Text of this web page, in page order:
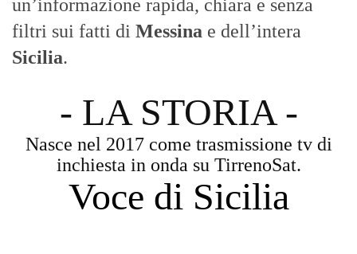
un’informazione rapida, chiara e senza
filtri sui fatti di Messina e dell’intera
Sicilia.
- LA STORIA -
Nasce nel 2017 come trasmissione tv di
inchiesta in onda su TirrenoSat.
Voce di Sicilia